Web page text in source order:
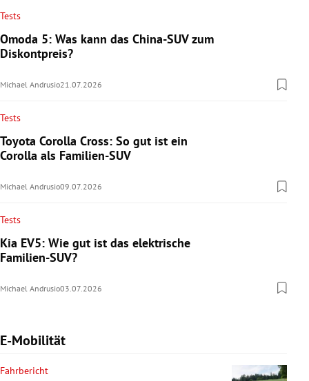
Tests
Omoda 5: Was kann das China-SUV zum
Diskontpreis?
Michael Andrusio21.07.2026
Tests
Toyota Corolla Cross: So gut ist ein
Corolla als Familien-SUV
Michael Andrusio09.07.2026
Tests
Kia EV5: Wie gut ist das elektrische
Familien-SUV?
Michael Andrusio03.07.2026
E-Mobilität
Fahrbericht